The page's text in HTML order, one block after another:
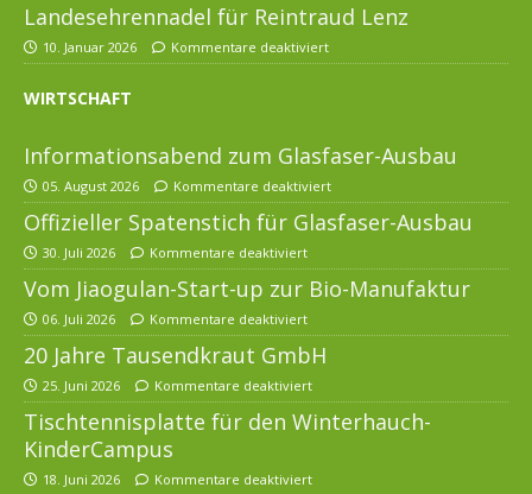
Landesehrennadel für Reintraud Lenz
10. Januar 2026 Kommentare deaktiviert
WIRTSCHAFT
Informationsabend zum Glasfaser-Ausbau
05. August 2026 Kommentare deaktiviert
Offizieller Spatenstich für Glasfaser-Ausbau
30. Juli 2026 Kommentare deaktiviert
Vom Jiaogulan-Start-up zur Bio-Manufaktur
06. Juli 2026 Kommentare deaktiviert
20 Jahre Tausendkraut GmbH
25. Juni 2026 Kommentare deaktiviert
Tischtennisplatte für den Winterhauch-
KinderCampus
18. Juni 2026 Kommentare deaktiviert